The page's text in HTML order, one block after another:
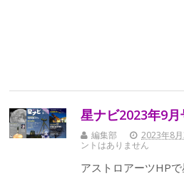
星ナビ2023年9
編集部 2023年8
ントはありません
アストロアーツHP